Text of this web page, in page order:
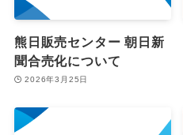
熊日販売センター 朝日新
聞合売化について
2026年3月25日